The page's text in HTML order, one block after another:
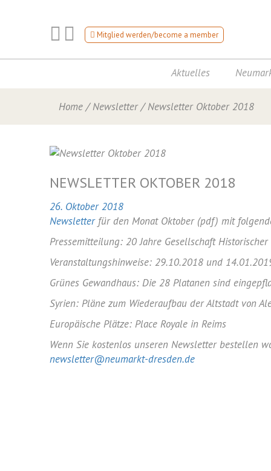
Mitglied werden/become a member
Aktuelles
Home / Newsletter / Newsletter Oktober 2018
NEWSLETTER OKTOBER 2018
26. Oktober 2018
Newsletterfür den Monat Oktober (pdf) mit
Pressemitteilung: 20 Jahre Gesellschaft
Veranstaltungshinweise: 29.10.2018 und
Grünes Gewandhaus: Die 28 Platanen sind
Syrien: Pläne zum Wiederaufbau der Altstadt von
Europäische Plätze: Place Royale in Reims
Wenn Sie kostenlos unseren Newsletter bestellen
newsletter@neumarkt-dresden.de